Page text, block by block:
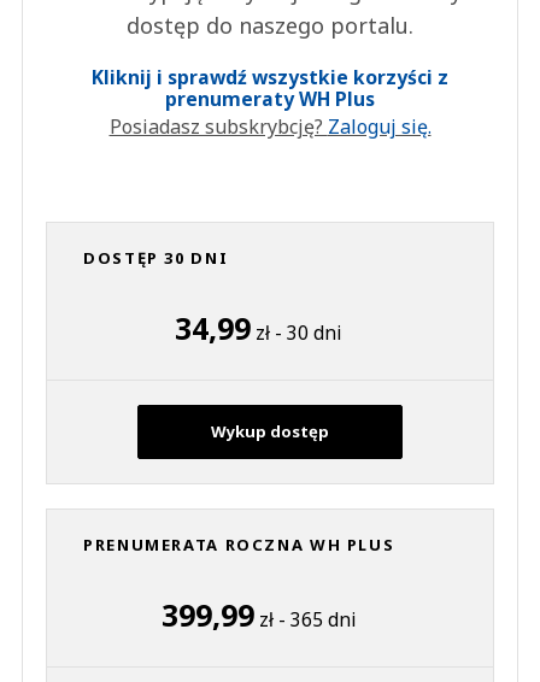
dostęp do naszego portalu.
Kliknij i sprawdź wszystkie korzyści z
prenumeraty WH Plus
Posiadasz subskrybcję? Zaloguj się.
DOSTĘP 30 DNI
34,99 zł - 30 dni
Wykup dostęp
PRENUMERATA ROCZNA WH PLUS
399,99zł - 365 dni